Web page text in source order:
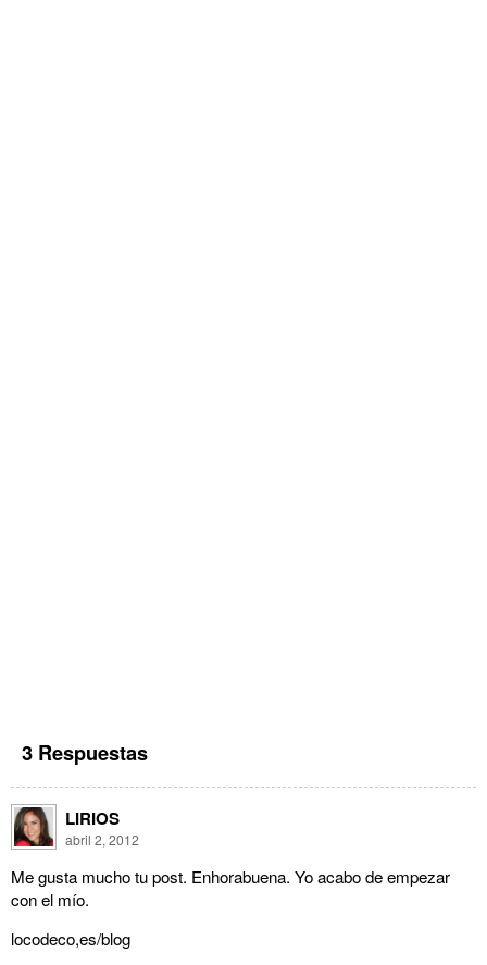
3 Respuestas
LIRIOS
abril 2, 2012
Me gusta mucho tu post. Enhorabuena. Yo acabo de empezar
con el mío.
locodeco,es/blog